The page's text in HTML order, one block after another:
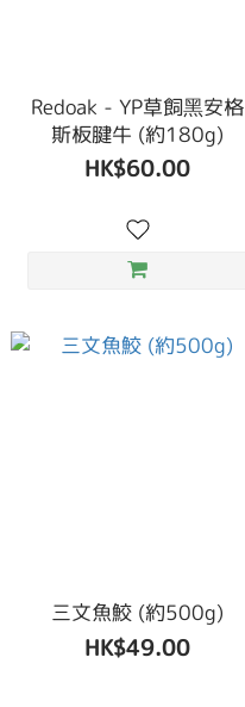
Redoak - YP草飼黑安格
斯板腱牛 (約180g)
HK$60.00
三文魚鮫 (約500g)
HK$49.00